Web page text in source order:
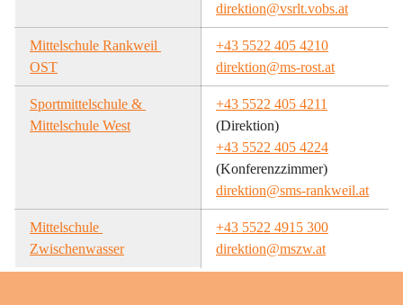
direktion@vsrlt.vobs.at
Mittelschule Rankweil
OST
+43 5522 405 4210
direktion@ms-rost.at
Sportmittelschule &
Mittelschule West
+43 5522 405 4211
(Direktion)
+43 5522 405 4224
(Konferenzzimmer)
direktion@sms-rankweil.at
Mittelschule
Zwischenwasser
+43 5522 4915 300
direktion@mszw.at